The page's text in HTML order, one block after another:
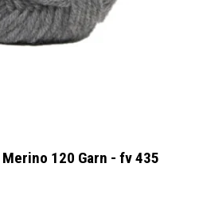
120 Garn - fv 435